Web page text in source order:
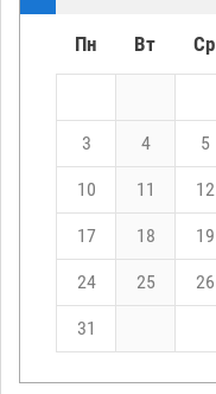
Пн Вт Ср
3 4 5
10 11 12
17 18 19
24 25 26
31